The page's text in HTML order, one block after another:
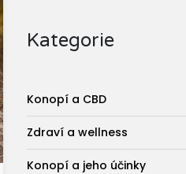
Kategorie
Konopí a CBD
Zdraví a wellness
Konopí a jeho účinky